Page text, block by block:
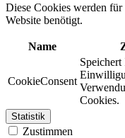
Diese Cookies werden
Website benötigt.
Name
CookieConsent
Speichert
Cookies.
Statistik
Zustimmen